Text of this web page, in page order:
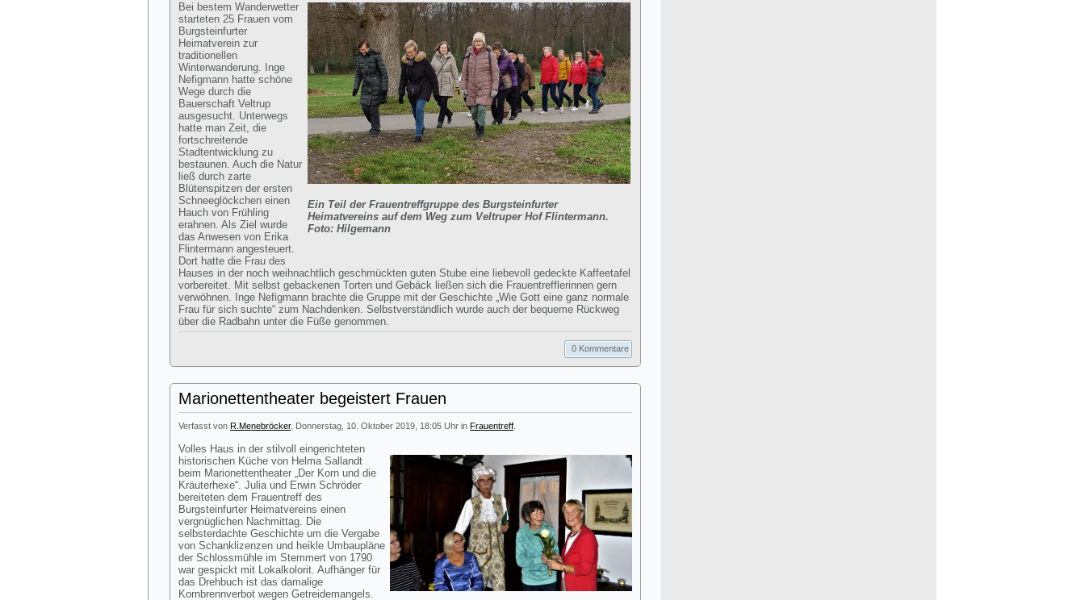
Ein Teil der Frauentreffgruppe des Burgsteinfurter
Heimatvereins auf dem Weg zum Veltruper Hof Flintermann.
Foto: Hilgemann
Bei bestem Wanderwetter
starteten 25 Frauen vom
Burgsteinfurter
Heimatverein zur
traditionellen
Winterwanderung. Inge
Nefigmann hatte schöne
Wege durch die
Bauerschaft Veltrup
ausgesucht. Unterwegs
hatte man Zeit, die
fortschreitende
Stadtentwicklung zu
bestaunen. Auch die Natur
ließ durch zarte
Blütenspitzen der ersten
Schneeglöckchen einen
Hauch von Frühling
erahnen. Als Ziel wurde
das Anwesen von Erika
Flintermann angesteuert.
Dort hatte die Frau des
Hauses in der noch weihnachtlich geschmückten guten Stube eine liebevoll gedeckte Kaffeetafel
vorbereitet. Mit selbst gebackenen Torten und Gebäck ließen sich die Frauentrefflerinnen gern
verwöhnen. Inge Nefigmann brachte die Gruppe mit der Geschichte „Wie Gott eine ganz normale
Frau für sich suchte“ zum Nachdenken. Selbstverständlich wurde auch der bequeme Rückweg
über die Radbahn unter die Füße genommen.
0 Kommentare
Marionettentheater begeistert Frauen
Verfasst von R.Menebröcker, Donnerstag, 10. Oktober 2019, 18:05 Uhr in Frauentreff
Volles Haus in der stilvoll eingerichteten
historischen Küche von Helma Sallandt
beim Marionettentheater „Der Korn und die
Kräuterhexe“. Julia und Erwin Schröder
bereiteten dem Frauentreff des
Burgsteinfurter Heimatvereins einen
vergnüglichen Nachmittag. Die
selbsterdachte Geschichte um die Vergabe
von Schanklizenzen und heikle Umbaupläne
der Schlossmühle im Stemmert von 1790
war gespickt mit Lokalkolorit. Aufhänger für
das Drehbuch ist das damalige
Kornbrennverbot wegen Getreidemangels.